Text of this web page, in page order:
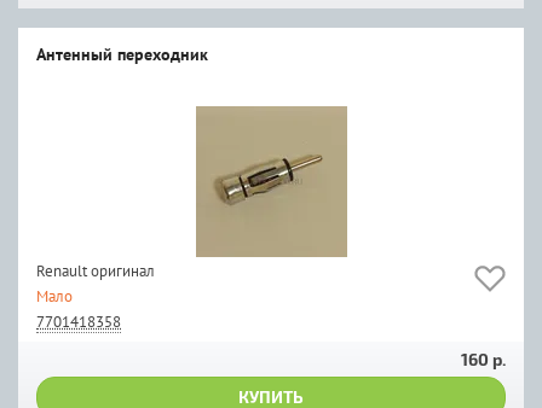
Антенный переходник
Renault оригинал
Мало
7701418358
160 р.
КУПИТЬ